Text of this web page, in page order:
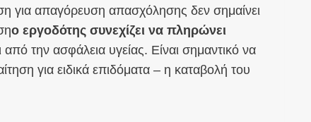
για απαγόρευση απασχόλησης δεν σημαίνει
ο εργοδότης συνεχίζει να πληρώνει
την ασφάλεια υγείας. Είναι σημαντικό να
για ειδικά επιδόματα – η καταβολή του